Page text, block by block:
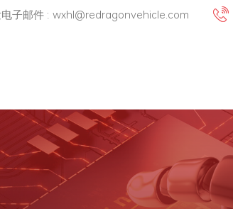
子邮件 : wxhl@redragonvehicle.com